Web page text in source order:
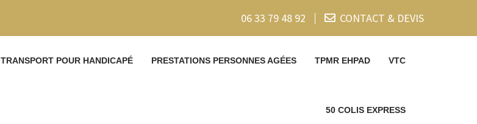
06 33 79 48 92 CONTACT & DEVIS
TRANSPORT POUR HANDICAPÉ PRESTATIONS PERSONNES AGÉES TPMR EHPAD VTC
50 COLIS EXPRESS